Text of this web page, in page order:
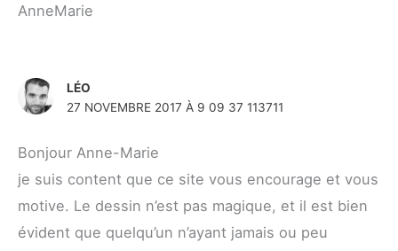
AnneMarie
LÉO
27 NOVEMBRE 2017 À 9 09 37 113711
Bonjour Anne-Marie
je suis content que ce site vous encourage et vous
motive. Le dessin n’est pas magique, et il est bien
évident que quelqu’un n’ayant jamais ou peu